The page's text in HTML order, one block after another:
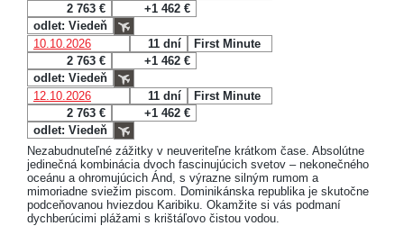
2 763 €
+1 462 €
odlet: Viedeň
10.10.2026
11 dní
First Minute
2 763 €
+1 462 €
odlet: Viedeň
12.10.2026
11 dní
First Minute
2 763 €
+1 462 €
odlet: Viedeň
Nezabudnuteľné zážitky v neuveriteľne krátkom čase. Absolútne
jedinečná kombinácia dvoch fascinujúcich svetov – nekonečného
oceánu a ohromujúcich Ánd, s výrazne silným rumom a
mimoriadne sviežim piscom. Dominikánska republika je skutočne
podceňovanou hviezdou Karibiku. Okamžite si vás podmaní
dychberúcimi plážami s krištáľovo čistou vodou.